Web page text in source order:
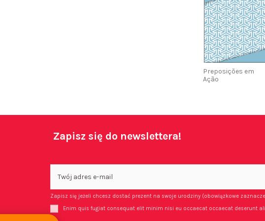
Preposições em
Ação
Zapisz się do newslettera!
Zapisz się jeżeli chcesz dostać prezent na swoje urodziny (obowiązkowe
Enim quis fugiat consequat elit minim nisi eu occaecat occaecat deserunt